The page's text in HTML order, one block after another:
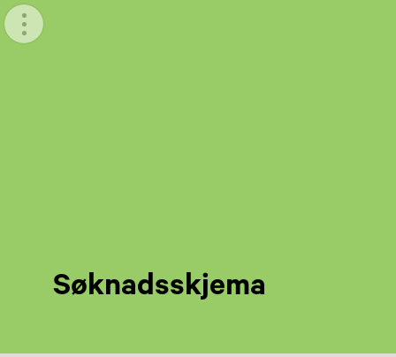
Meny
Søknadsskjema